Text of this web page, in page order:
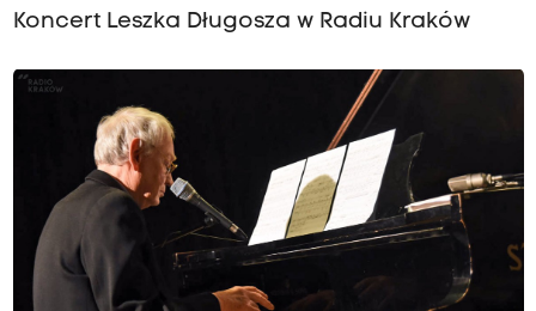
Koncert Leszka Długosza w Radiu Kraków